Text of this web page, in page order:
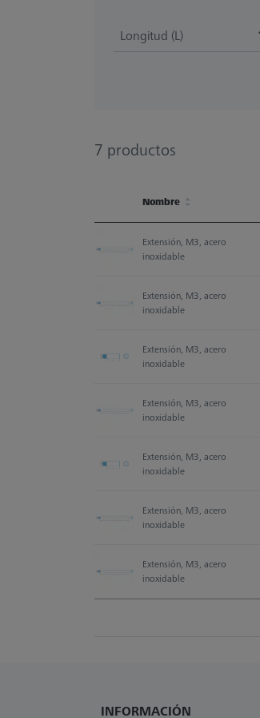
Longitud (L)
7 productos
Nombre
Extensión, M3, acero
inoxidable
Extensión, M3, acero
inoxidable
Extensión, M3, acero
inoxidable
Extensión, M3, acero
inoxidable
Extensión, M3, acero
inoxidable
Extensión, M3, acero
inoxidable
Extensión, M3, acero
inoxidable
INFORMACIÓN